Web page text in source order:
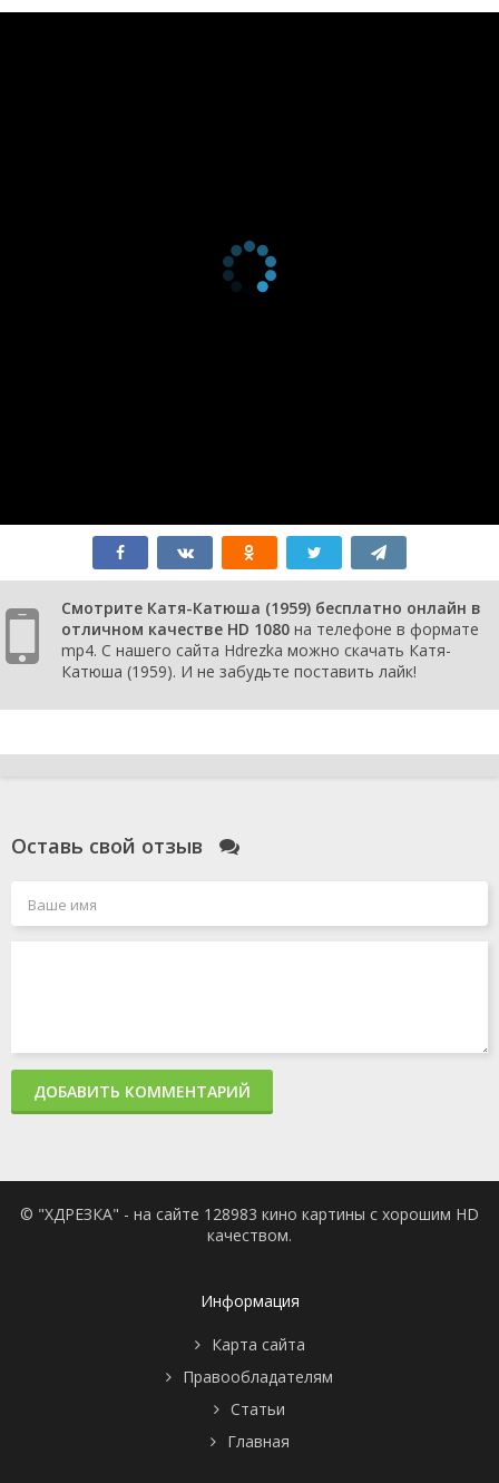
Смотрите Катя-Катюша (1959) бесплатно онлайн в
отличном качестве HD 1080 на телефоне в формате
mp4. С нашего сайта Hdrezka можно скачать Катя-
Катюша (1959). И не забудьте поставить лайк!
Оставь свой отзыв
ДОБАВИТЬ КОММЕНТАРИЙ
© "ХДРЕЗКА" - на сайте 128983 кино картины с хорошим HD
качеством.
Информация
Карта сайта
Правообладателям
Статьи
Главная